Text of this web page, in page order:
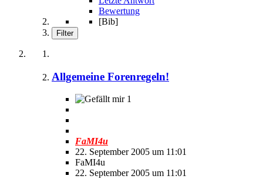
Bewertung
[Bib]
Filter
Allgemeine Forenregeln!
1
FaMI4u
22. September 2005 um 11:01
FaMI4u
22. September 2005 um 11:01